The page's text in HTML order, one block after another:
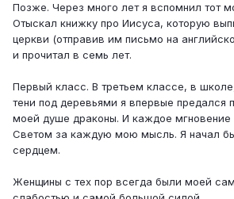
Позже. Через много лет я вспомнил тот
Отыскал книжку про Иисуса, которую
церкви (отправив им письмо на
и прочитал в семь лет.
Первый класс. В третьем классе, в
тени под деревьями я впервые предался
моей душе драконы. И каждое мгновение
Светом за каждую мою мысль. Я начал
сердцем.
Женщины с тех пор всегда были моей